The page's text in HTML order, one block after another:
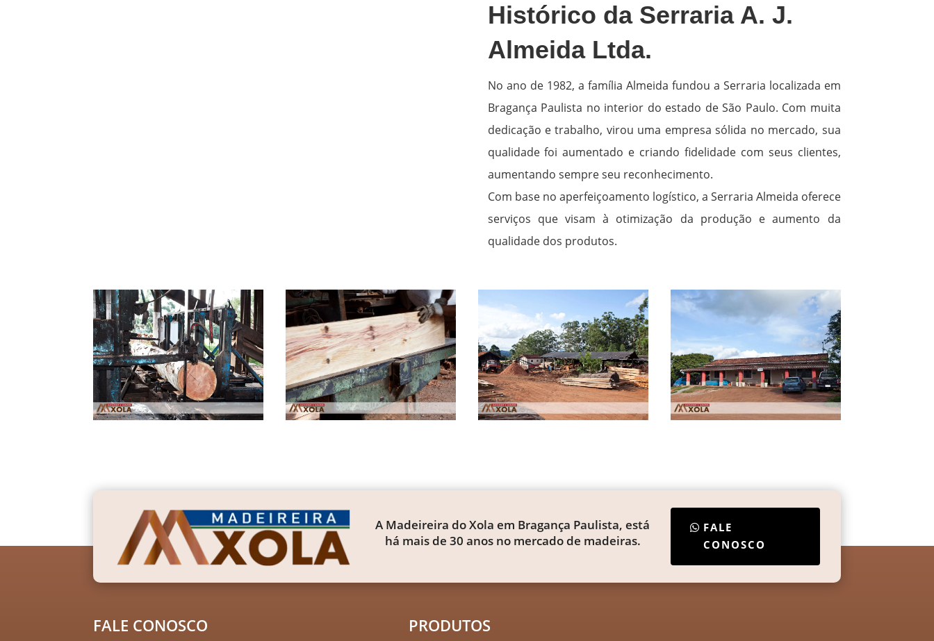
Histórico da Serraria A. J.
Almeida Ltda.
No ano de 1982, a família Almeida fundou a Serraria localizada em
Bragança Paulista no interior do estado de São Paulo. Com muita
dedicação e trabalho, virou uma empresa sólida no mercado, sua
qualidade foi aumentado e criando fidelidade com seus clientes,
aumentando sempre seu reconhecimento.
Com base no aperfeiçoamento logístico, a Serraria Almeida oferece
serviços que visam à otimização da produção e aumento da
qualidade dos produtos.
A Madeireira do Xola em Bragança Paulista, está
há mais de 30 anos no mercado de madeiras.
FALE
CONOSCO
FALE CONOSCO PRODUTOS